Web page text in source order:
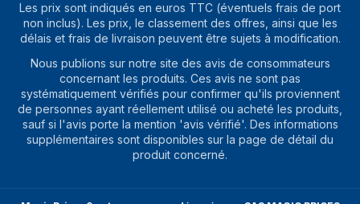
Les prix sont indiqués en euros TTC (éventuels frais de port
non inclus). Les prix, le classement des offres, ainsi que les
délais et frais de livraison peuvent être sujets à modification.
Nous publions sur notre site des avis de consommateurs
concernant les produits. Ces avis ne sont pas
systématiquement vérifiés pour confirmer qu'ils proviennent
de personnes ayant réellement utilisé ou acheté les produits,
sauf si l'avis porte la mention 'avis vérifié'. Des informations
supplémentaires sont disponibles sur la page de détail du
produit concerné.